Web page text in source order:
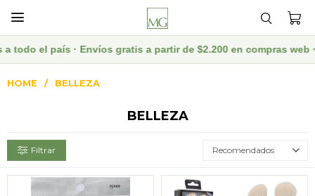

· Envíos gratis a partir de $2.200 en compras web ·
HOME BELLEZA
BELLEZA
Recomendados